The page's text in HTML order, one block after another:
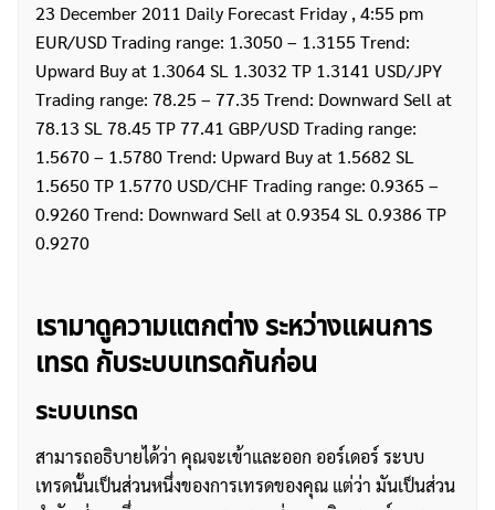
23 December 2011 Daily Forecast Friday , 4:55 pm
EUR/USD Trading range: 1.3050 – 1.3155 Trend:
Upward Buy at 1.3064 SL 1.3032 TP 1.3141 USD/JPY
Trading range: 78.25 – 77.35 Trend: Downward Sell at
78.13 SL 78.45 TP 77.41 GBP/USD Trading range:
1.5670 – 1.5780 Trend: Upward Buy at 1.5682 SL
1.5650 TP 1.5770 USD/CHF Trading range: 0.9365 –
0.9260 Trend: Downward Sell at 0.9354 SL 0.9386 TP
0.9270
เรามาดูความแตกต่าง ระหว่างแผนการ
เทรด กับระบบเทรดกันก่อน
ระบบเทรด
สามารถอธิบายได้ว่า คุณจะเข้าและออก ออร์เดอร์ ระบบ
เทรดนั้นเป็นส่วนหนึ่งของการเทรดของคุณ แต่ว่า มันเป็นส่วน